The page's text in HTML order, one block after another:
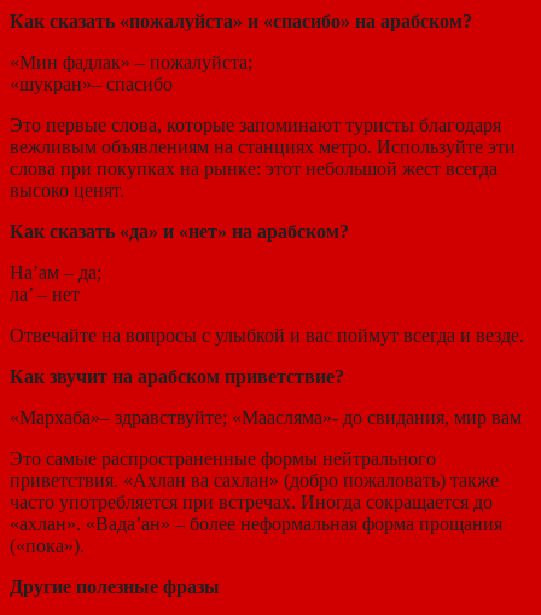
Как сказать «пожалуйста» и «спасибо» на арабском?
«Мин фадлак» – пожалуйста;
«шукран»– спасибо
Это первые слова, которые запоминают туристы благодаря
вежливым объявлениям на станциях метро. Используйте эти
слова при покупках на рынке: этот небольшой жест всегда
высоко ценят.
Как сказать «да» и «нет» на арабском?
На’ам – да;
ла’ – нет
Отвечайте на вопросы с улыбкой и вас поймут всегда и везде.
Как звучит на арабском приветствие?
«Мархаба»– здравствуйте; «Маасляма»- до свидания, мир вам
Это самые распространенные формы нейтрального
приветствия. «Ахлан ва сахлан» (добро пожаловать) также
часто употребляется при встречах. Иногда сокращается до
«ахлан». «Вада’ан» – более неформальная форма прощания
(«пока»).
Другие полезные фразы